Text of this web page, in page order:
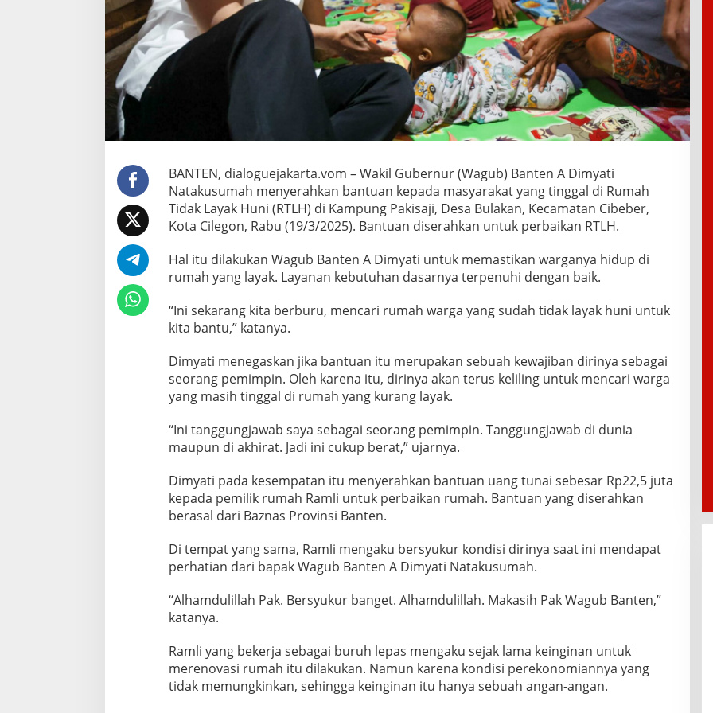
a
t
e
i
N
a
a
u
s
m
h
e
r
a
a
n
a
n
t
u
n
P
r
b
k
a
R
BANTEN, dialoguejakarta.vom – Wakil Gubernur (Wagub) Banten A Dimyati
Natakusumah menyerahkan bantuan kepada masyarakat yang tinggal di Rumah
Tidak Layak Huni (RTLH) di Kampung Pakisaji, Desa Bulakan, Kecamatan Cibeber,
Kota Cilegon, Rabu (19/3/2025). Bantuan diserahkan untuk perbaikan RTLH.
Hal itu dilakukan Wagub Banten A Dimyati untuk memastikan warganya hidup di
rumah yang layak. Layanan kebutuhan dasarnya terpenuhi dengan baik.
“Ini sekarang kita berburu, mencari rumah warga yang sudah tidak layak huni untuk
kita bantu,” katanya.
Dimyati menegaskan jika bantuan itu merupakan sebuah kewajiban dirinya sebagai
seorang pemimpin. Oleh karena itu, dirinya akan terus keliling untuk mencari warga
yang masih tinggal di rumah yang kurang layak.
“Ini tanggungjawab saya sebagai seorang pemimpin. Tanggungjawab di dunia
maupun di akhirat. Jadi ini cukup berat,” ujarnya.
Dimyati pada kesempatan itu menyerahkan bantuan uang tunai sebesar Rp22,5 juta
kepada pemilik rumah Ramli untuk perbaikan rumah. Bantuan yang diserahkan
berasal dari Baznas Provinsi Banten.
Di tempat yang sama, Ramli mengaku bersyukur kondisi dirinya saat ini mendapat
perhatian dari bapak Wagub Banten A Dimyati Natakusumah.
“Alhamdulillah Pak. Bersyukur banget. Alhamdulillah. Makasih Pak Wagub Banten,”
katanya.
Ramli yang bekerja sebagai buruh lepas mengaku sejak lama keinginan untuk
merenovasi rumah itu dilakukan. Namun karena kondisi perekonomiannya yang
tidak memungkinkan, sehingga keinginan itu hanya sebuah angan-angan.